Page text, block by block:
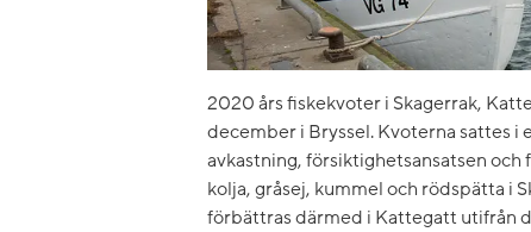
2020 års fiskekvoter i Skagerrak,
december i Bryssel. Kvoterna sattes
avkastning, försiktighetsansatsen och
kolja, gråsej, kummel och rödspätta i
förbättras därmed i Kattegatt utifrån